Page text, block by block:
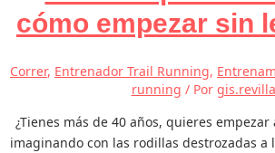
cómo empezar sin
Correr, Entrenador Trail Running,
running / Por gis.revilla
¿Tienes más de 40 años, quieres
imaginando con las rodillas destrozadas a